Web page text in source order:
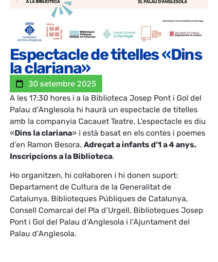
Espectacle de titelles «Dins
la clariana»
30 setembre 2025
A les 17:30 hores i a la Biblioteca Josep Pont i Gol del
Palau d’Anglesola hi haurà un espectacle de titelles
amb la companyia Cacauet Teatre. L’espectacle es diu
«Dins la clariana» i està basat en els contes i poemes
d’en Ramon Besora. Adreçat a infants d’1 a 4 anys.
Inscripcions a la Biblioteca.
Ho organitzen, hi col·laboren i hi donen suport:
Departament de Cultura de la Generalitat de
Catalunya, Biblioteques Públiques de Catalunya,
Consell Comarcal del Pla d’Urgell, Biblioteques Josep
Pont i Gol del Palau d’Anglesola i l’Ajuntament del
Palau d’Anglesola.